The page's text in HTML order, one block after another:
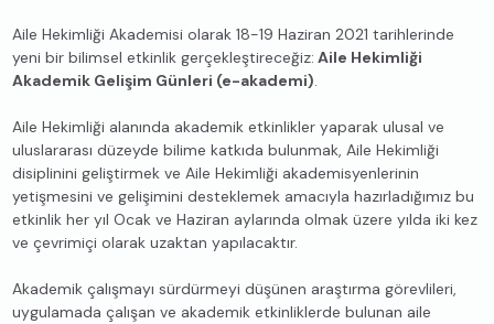
Aile Hekimliği Akademisi olarak 18-19 Haziran 2021 tarihlerinde
yeni bir bilimsel etkinlik gerçekleştireceğiz: Aile Hekimliği
Akademik Gelişim Günleri (e-akademi).
Aile Hekimliği alanında akademik etkinlikler yaparak ulusal ve
uluslararası düzeyde bilime katkıda bulunmak, Aile Hekimliği
disiplinini geliştirmek ve Aile Hekimliği akademisyenlerinin
yetişmesini ve gelişimini desteklemek amacıyla hazırladığımız bu
etkinlik her yıl Ocak ve Haziran aylarında olmak üzere yılda iki kez
ve çevrimiçi olarak uzaktan yapılacaktır.
Akademik çalışmayı sürdürmeyi düşünen araştırma görevlileri,
uygulamada çalışan ve akademik etkinliklerde bulunan aile